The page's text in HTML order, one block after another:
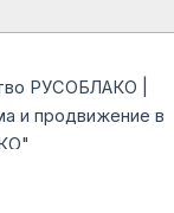
РУСОБЛАКО |
и продвижение в